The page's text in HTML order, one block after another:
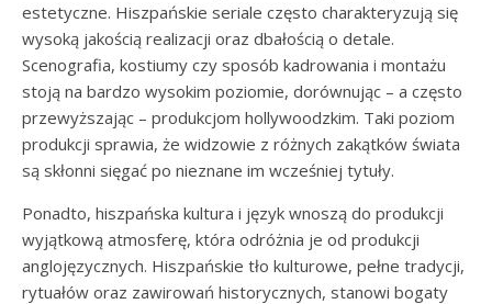
estetyczne. Hiszpańskie seriale często charakteryzują się
wysoką jakością realizacji oraz dbałością o detale.
Scenografia, kostiumy czy sposób kadrowania i montażu
stoją na bardzo wysokim poziomie, dorównując – a często
przewyższając – produkcjom hollywoodzkim. Taki poziom
produkcji sprawia, że widzowie z różnych zakątków świata
są skłonni sięgać po nieznane im wcześniej tytuły.
Ponadto, hiszpańska kultura i język wnoszą do produkcji
wyjątkową atmosferę, która odróżnia je od produkcji
anglojęzycznych. Hiszpańskie tło kulturowe, pełne tradycji,
rytuałów oraz zawirowań historycznych, stanowi bogaty